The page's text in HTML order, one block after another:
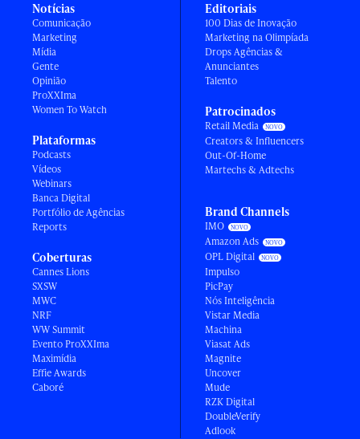
Notícias
Comunicação
Marketing
Mídia
Gente
Opinião
ProXXIma
Women To Watch
Plataformas
Podcasts
Vídeos
Webinars
Banca Digital
Portfólio de Agências
Reports
Coberturas
Cannes Lions
SXSW
MWC
NRF
WW Summit
Evento ProXXIma
Maximídia
Effie Awards
Caboré
Editoriais
100 Dias de Inovação
Marketing na Olimpíada
Drops Agências &
Anunciantes
Talento
Patrocinados
Retail Media
Creators & Influencers
Out-Of-Home
Martechs & Adtechs
Brand Channels
IMO
Amazon Ads
OPL Digital
Impulso
PicPay
Nós Inteligência
Vistar Media
Machina
Viasat Ads
Magnite
Uncover
Mude
RZK Digital
DoubleVerify
Adlook